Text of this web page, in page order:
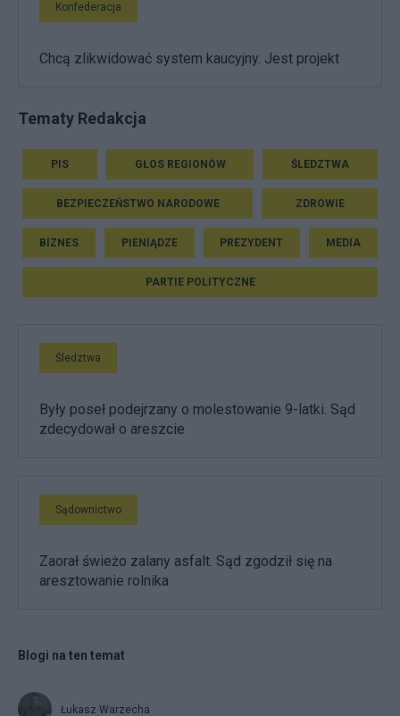
Konfederacja
Chcą zlikwidować system kaucyjny. Jest projekt
Tematy Redakcja
PIS GŁOS REGIONÓW ŚLEDZTWA
BEZPIECZEŃSTWO NARODOWE ZDROWIE
BIZNES PIENIĄDZE PREZYDENT MEDIA
PARTIE POLITYCZNE
Śledztwa
Były poseł podejrzany o molestowanie 9-latki. Sąd
zdecydował o areszcie
Sądownictwo
Zaorał świeżo zalany asfalt. Sąd zgodził się na
aresztowanie rolnika
Blogi na ten temat
Łukasz Warzecha